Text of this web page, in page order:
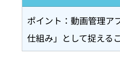
ポイント：動画管理ア
仕組み」として捉える